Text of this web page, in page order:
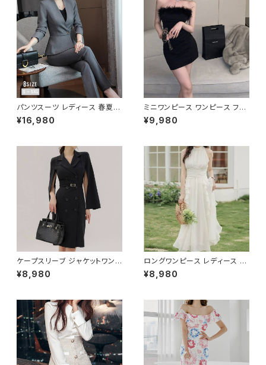
パンツスーツ レディース 春夏
秋冬 春 夏 秋 冬 黒 紺 スーツ
上下セット 2点セット ジャケット
ビジネススーツ ロング パンツス
ーツ ロングパンツ ペプラム ノー
カラースーツ ペプラムジャケット
レディーススーツ 大きいサイズ
オフィス OL オフィスカジュアル
ビジネス 結婚式 パーティー お
呼ばれ ブラック ネイビー グレ
ー S M L XL 2XL 3XL 4XL 5
XL 10代 20代 30代 40代 C-
WAW1079
¥16,980
ミニワンピース ワンピース フェ
ザーデザイン タイトワンピース
チューブトップ レディース 春夏
ワンピドレス OL エレガント フ
ォーマル ブラック ボルドー ホワ
イト 大きいサイズ きれいめ ドレ
スワンピース お呼ばれ 韓国 フ
ァッション オフィスカジュアル 韓
国風 キャバドレス ナイトドレス
ナイトワンピ カジュアル 10代 2
0代 30代 40代 C-OSS0127
¥9,980
ケープスリーブ ジャケットワンピ
ース ベルト付き ワンピース レデ
ィース 長袖 襟付き タイト スー
ート 二次会 結婚式 春 夏 秋 冬
お呼ばれ ブラック ベージュ お
しゃれ 高見え 20代 30代 40代
フォーマル 体型カバー 人気 トレ
ンド C-OSS0136
¥8,980
ロングワンピース レディース シ
フォン フリル ハイネック ノース
リーブ フレア Aライン エレガン
秋 冬 お呼ばれ デート 食事会
フォーマル リゾート パーティー
人気 大人可愛い ホワイト C-O
¥8,980